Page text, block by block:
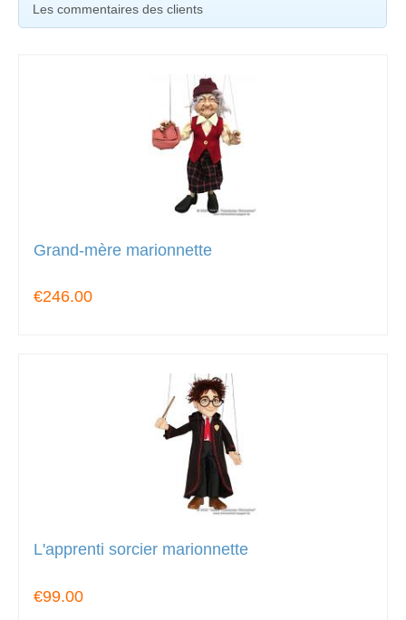
Les commentaires des clients
Grand-mère marionnette
€246.00
L'apprenti sorcier marionnette
€99.00